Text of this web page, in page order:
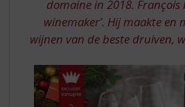
domaine in 2018. François
winemaker’. Hij maakte en
wijnen van de beste druiven,